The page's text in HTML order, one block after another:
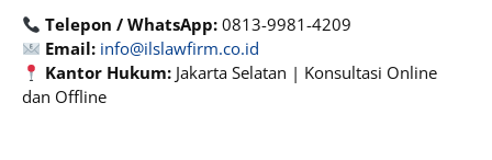
Telepon / WhatsApp: 0813-9981-4209
Email: info@ilslawfirm.co.id
Kantor Hukum: Jakarta Selatan | Konsultasi Online
dan Offline